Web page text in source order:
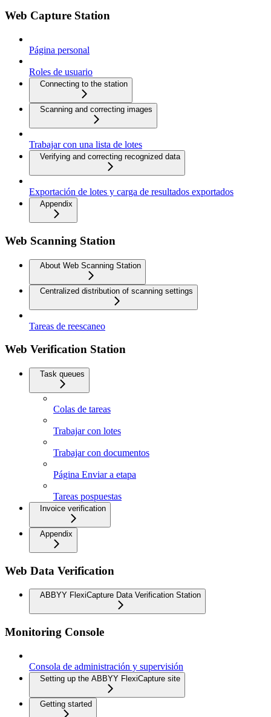
Web Capture Station
Página personal
Roles de usuario
Connecting to the station
Scanning and correcting images
Trabajar con una lista de lotes
Verifying and correcting recognized data
Exportación de lotes y carga de resultados exportados
Appendix
Web Scanning Station
About Web Scanning Station
Centralized distribution of scanning settings
Tareas de reescaneo
Web Verification Station
Task queues
Colas de tareas
Trabajar con lotes
Trabajar con documentos
Página Enviar a etapa
Tareas pospuestas
Invoice verification
Appendix
Web Data Verification
ABBYY FlexiCapture Data Verification Station
Monitoring Console
Consola de administración y supervisión
Setting up the ABBYY FlexiCapture site
Getting started